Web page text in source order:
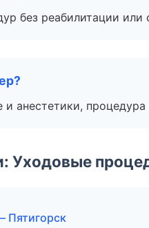
без реабилитации
анестетики,
Уходовые
Пятигорск